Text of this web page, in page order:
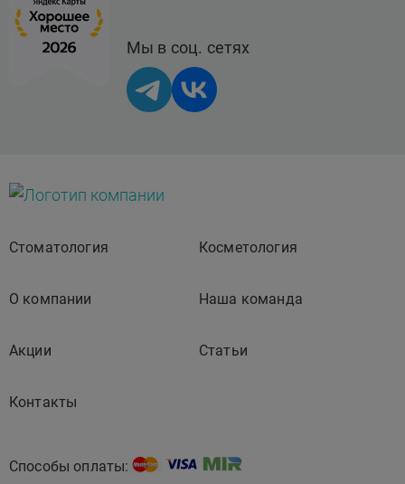
Мы в соц. сетях
Стоматология Косметология
О компании Наша команда
Акции Статьи
Контакты
Способы оплаты: